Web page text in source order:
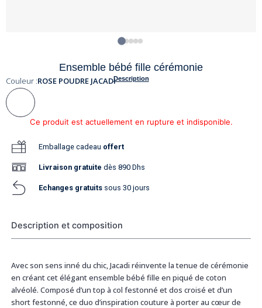
Ensemble bébé fille cérémonie
Description
Couleur :ROSE POUDRE JACADI
Ce produit est actuellement en rupture et indisponible.
Emballage cadeau offert
Livraison gratuite dès 890 Dhs
Echanges gratuits sous 30 jours
Description et composition
Avec son sens inné du chic, Jacadi réinvente la tenue de cérémonie
en créant cet élégant ensemble bébé fille en piqué de coton
alvéolé. Composé d’un top à col festonné et dos croisé et d’un
short festonné, ce duo d’inspiration couture à porter au cœur de